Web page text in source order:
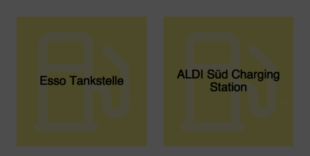
und eine ideale Lage für
Ladelösung für